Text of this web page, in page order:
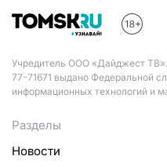
Учредитель ООО «Дайджест
77-71671 выдано Федеральной
информационных технологий и
Разделы
Новости